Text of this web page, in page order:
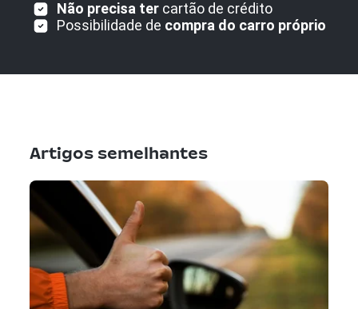
Não precisa tercartão de crédito
Possibilidade de compra do carro próprio
Artigos semelhantes